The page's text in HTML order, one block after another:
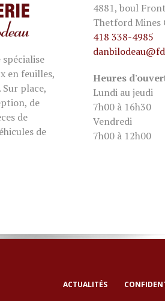
en feuilles,
place,
de
de
de
4881, boul
Thetford Mines
418 338-4985
danbilodeau
Heures
Lundi au jeudi
7h00 à 16h30
Vendredi
7h00 à 12h00
ACTUALITÉS